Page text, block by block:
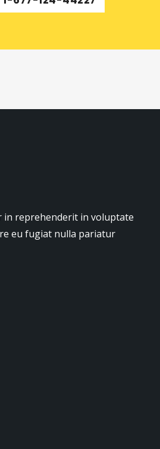
in reprehenderit in voluptate
eu fugiat nulla pariatur